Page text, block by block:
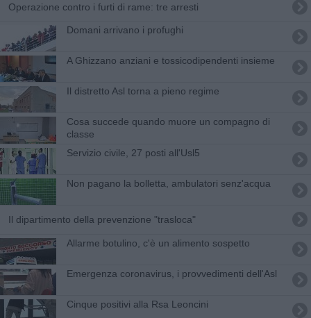
Operazione contro i furti di rame: tre arresti
Domani arrivano i profughi
A Ghizzano anziani e tossicodipendenti insieme
Il distretto Asl torna a pieno regime
Cosa succede quando muore un compagno di
classe
Servizio civile, 27 posti all'Usl5
Non pagano la bolletta, ambulatori senz'acqua
Il dipartimento della prevenzione "trasloca"
Allarme botulino, c'è un alimento sospetto
Emergenza coronavirus, i provvedimenti dell'Asl
Cinque positivi alla Rsa Leoncini